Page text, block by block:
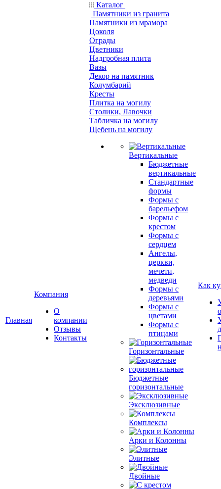
Главная
Компания
О
компании
Отзывы
Контакты
Каталог
Памятники из гранита
Памятники из мрамора
Цоколя
Ограды
Цветники
Надгробная плита
Вазы
Декор на памятник
Колумбарий
Кресты
Плитка на могилу
Столики, Лавочки
Табличка на могилу
Щебень на могилу
Вертикальные
Бюджетные
вертикальные
Стандартные
формы
Формы с
барельефом
Формы с
крестом
Формы с
сердцем
Ангелы,
церкви,
мечети,
медведи
Формы с
деревьями
Формы с
цветами
Формы с
птицами
Горизонтальные
Бюджетные
горизонтальные
Эксклюзивные
Комплексы
Арки и Колонны
Элитные
Двойные
Как